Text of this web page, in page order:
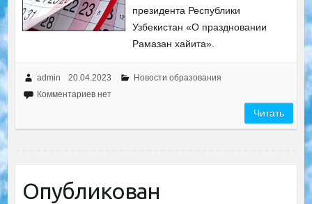
президента Республики
Узбекистан «О праздновании
Рамазан хайита».
admin 20.04.2023
Новости образования
Комментариев нет
Читать
Опубликован